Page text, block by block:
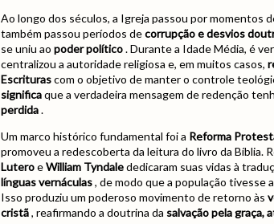
Ao longo dos séculos, a Igreja passou por momentos
também passou períodos decorrupção e desvios
se uniu ao poder político. Durante a Idade Média, é
centralizou a autoridade religiosa e, em muitos casos,
Escriturascom o objetivo de manter o controle
significaque a verdadeira mensagem de redenção
perdida.
Um marco histórico fundamental foi a Reforma
promoveu a redescoberta da leitura do livro da Bíblia.
LuteroeWilliam Tyndalededicaram suas vidas à
línguas vernáculas, de modo que a população tivesse
Isso produziu um poderoso movimento de retorno às
cristã, reafirmando a doutrina da salvação pela graça,